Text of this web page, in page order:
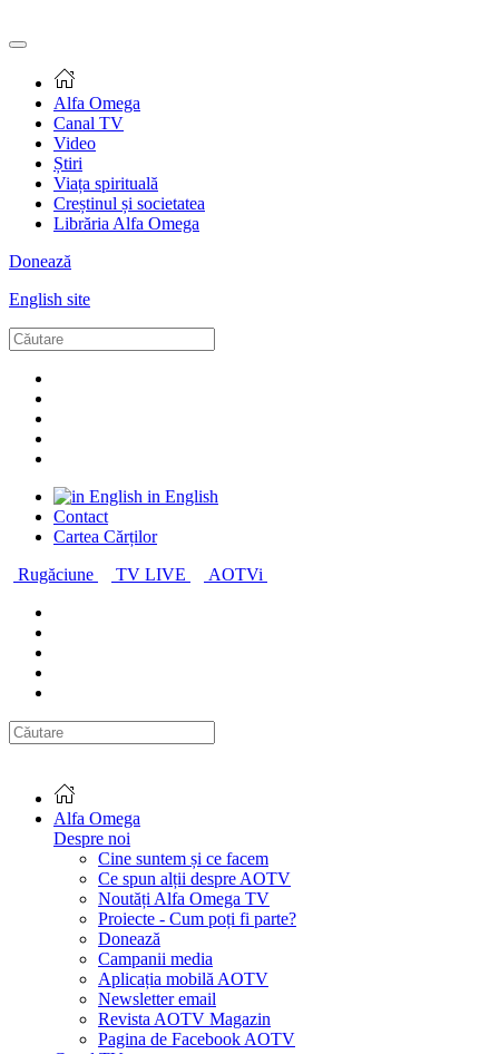
Alfa Omega
Canal TV
Video
Știri
Viața spirituală
Creștinul și societatea
Librăria Alfa Omega
Donează
English site
in English
Contact
Cartea Cărților
Rugăciune
TV LIVE AOTVi
Alfa Omega
Despre noi
Cine suntem și ce facem
Ce spun alții despre AOTV
Noutăți Alfa Omega TV
Proiecte - Cum poți fi parte?
Donează
Campanii media
Aplicația mobilă AOTV
Newsletter email
Revista AOTV Magazin
Pagina de Facebook AOTV